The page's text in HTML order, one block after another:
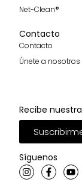
Net-Clean®
Contacto
Contacto
Únete a nosotros
Recibe
Síguenos